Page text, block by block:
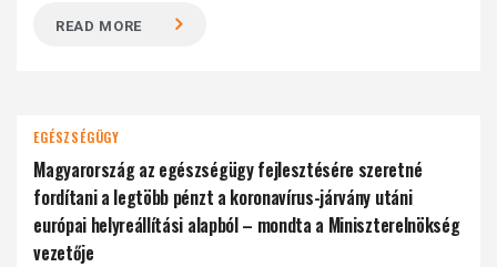
READ MORE
EGÉSZSÉGÜGY
Magyarország az egészségügy fejlesztésére szeretné
fordítani a legtöbb pénzt a koronavírus-járvány utáni
európai helyreállítási alapból – mondta a Miniszterelnökség
vezetője